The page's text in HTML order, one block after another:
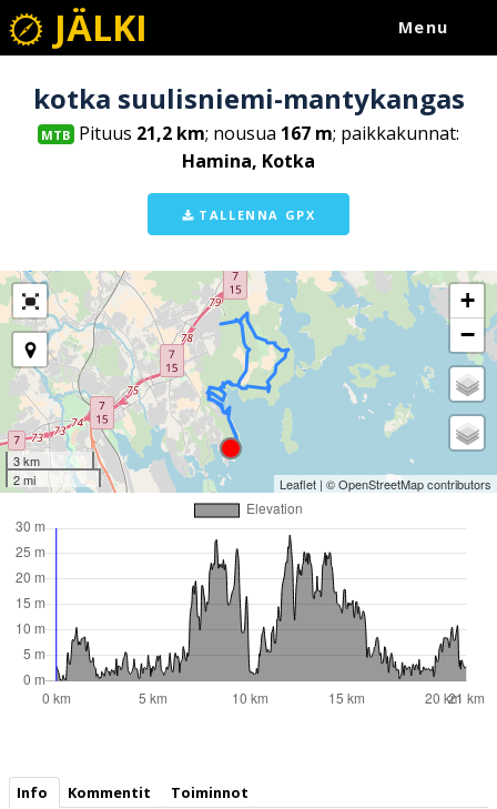
JÄLKI Menu
kotka suulisniemi-mantykangas
MTB Pituus 21,2 km; nousua 167 m; paikkakunnat:
Hamina, Kotka
TALLENNA GPX
+
−
3 km
2 mi
Leaflet | ©OpenStreetMapcontributors
Info Kommentit Toiminnot